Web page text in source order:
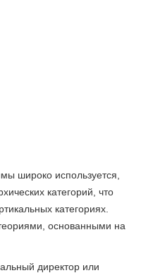
широко используется,
категорий, что
категориях.
основанными на
директор или